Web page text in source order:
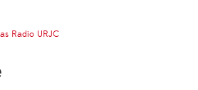
Radio URJC